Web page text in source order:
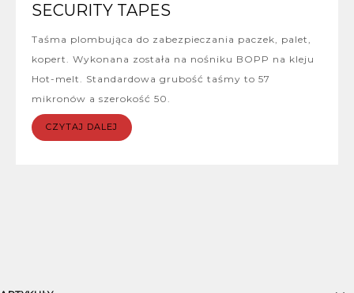
SECURITY TAPES
Taśma plombująca do zabezpieczania paczek, palet,
kopert. Wykonana została na nośniku BOPP na kleju
Hot-melt. Standardowa grubość taśmy to 57
mikronów a szerokość 50.
CZYTAJ DALEJ